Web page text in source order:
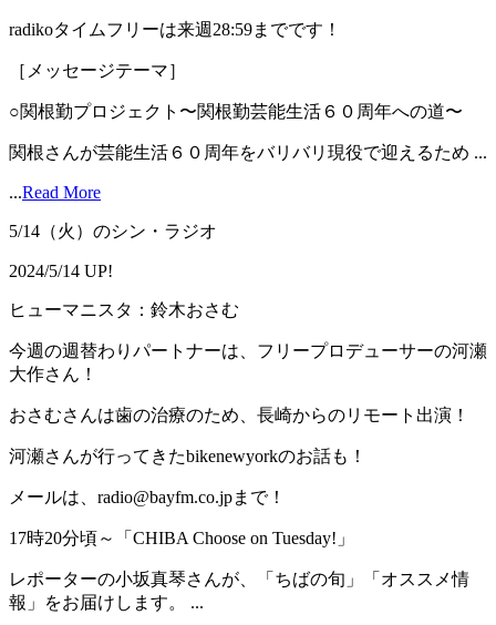
radikoタイムフリーは来週28:59までです！
［メッセージテーマ］
○関根勤プロジェクト〜関根勤芸能生活６０周年への道〜
関根さんが芸能生活６０周年をバリバリ現役で迎えるため ...
...Read More
5/14（火）のシン・ラジオ
2024/5/14 UP!
ヒューマニスタ：鈴木おさむ
今週の週替わりパートナーは、フリープロデューサーの河瀬
大作さん！
おさむさんは歯の治療のため、長崎からのリモート出演！
河瀬さんが行ってきたbikenewyorkのお話も！
メールは、radio@bayfm.co.jpまで！
17時20分頃～「CHIBA Choose on Tuesday!」
レポーターの小坂真琴さんが、「ちばの旬」「オススメ情
報」をお届けします。 ...